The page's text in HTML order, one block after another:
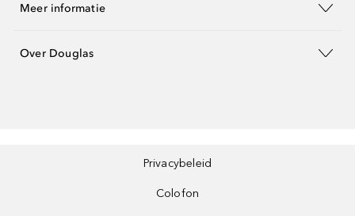
Meer informatie
Over Douglas
Privacybeleid
Colofon